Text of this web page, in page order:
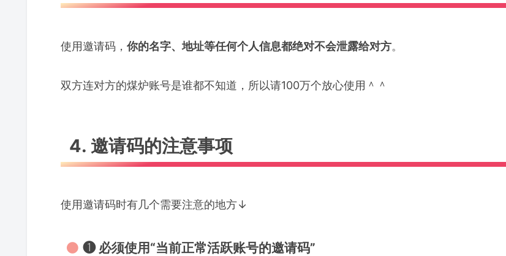
使用邀请码， 你的名字、地址等任何个人信息都绝对不会泄露给对方。
双方连对方的煤炉账号是谁都不知道，所以请100万个放心使用＾＾
4. 邀请码的注意事项
使用邀请码时有几个需要注意的地方↓
❶ 必须使用“当前正常活跃账号的邀请码”